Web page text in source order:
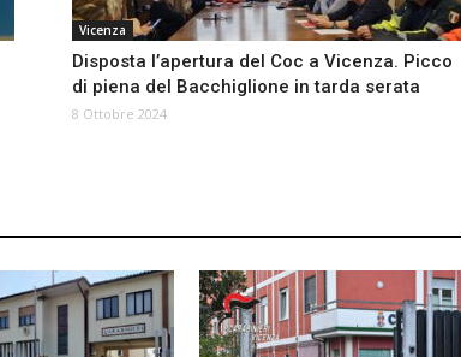
Vicenza
Disposta l’apertura del Coc a Vicenza. Picco
di piena del Bacchiglione in tarda serata
8 Ottobre 2024